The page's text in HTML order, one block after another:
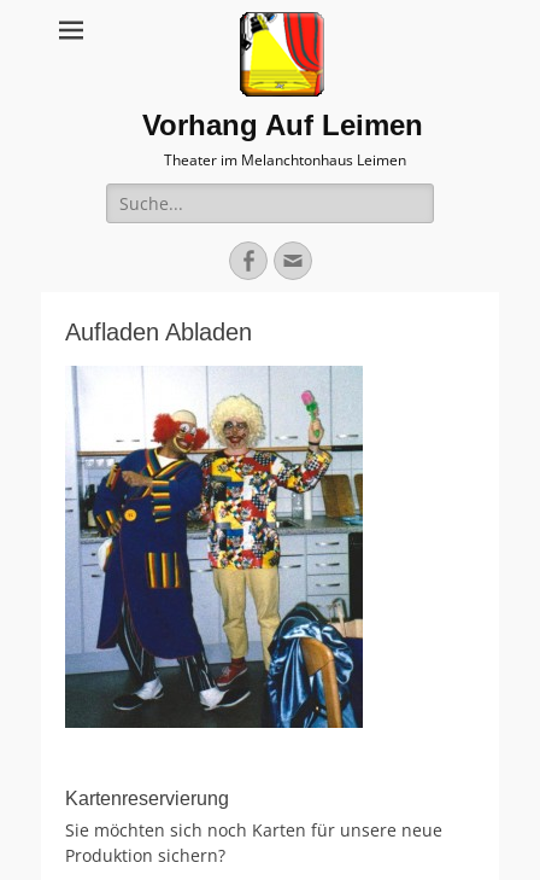
Vorhang Auf Leimen
Theater im Melanchtonhaus Leimen
Suche
nach:
Facebook
E-
Mail
Aufladen Abladen
Kartenreservierung
Sie möchten sich noch Karten für unsere neue
Produktion sichern?